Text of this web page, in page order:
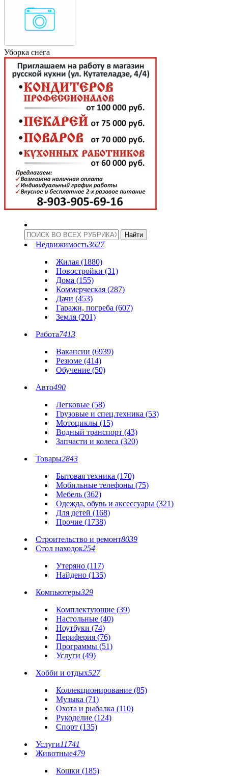
Уборка снега
Недвижимость3627
Жилая (1880)
Новостройки (31)
Дома (155)
Коммерческая (287)
Дачи (453)
Гаражи, погреба (607)
Земля (201)
Работа7413
Вакансии (6939)
Резюме (414)
Обучение (50)
Авто490
Легковые (58)
Грузовые и спец.техника (53)
Мотоциклы (15)
Водный транспорт (43)
Запчасти и колеса (320)
Товары2843
Бытовая техника (170)
Мобильные телефоны (75)
Мебель (362)
Одежда, обувь и аксессуары (321)
Для детей (168)
Прочие (1738)
Строительство и ремонт8039
Стол находок254
Утеряно (117)
Найдено (135)
Компьютеры329
Комплектующие (39)
Настольные (40)
Ноутбуки (74)
Периферия (76)
Программы (51)
Услуги (49)
Хобби и отдых527
Коллекционирование (85)
Музыка (71)
Охота и рыбалка (110)
Рукоделие (124)
Спорт (135)
Услуги11741
Животные479
Кошки (185)